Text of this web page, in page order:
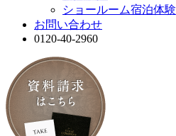
ショールーム宿泊体験
お問い合わせ
0120-40-2960